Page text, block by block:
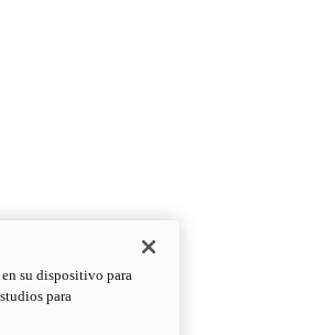
su dispositivo para
para